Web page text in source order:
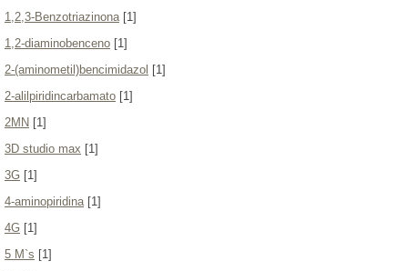
1,2,3-Benzotriazinona[1]
1,2-diaminobenceno [1]
2-(aminometil)bencimidazol [1]
2-alilpiridincarbamato [1]
2MN [1]
3D studio max [1]
3G [1]
4-aminopiridina[1]
4G [1]
5 M`s [1]